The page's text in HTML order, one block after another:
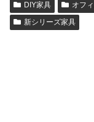
DIY家具 オフ
新シリーズ家具